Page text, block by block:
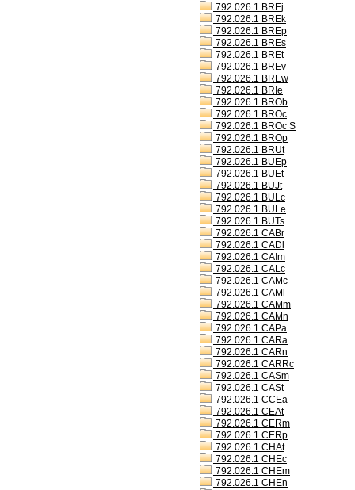
792.026.1 BREj
792.026.1 BREk
792.026.1 BREp
792.026.1 BREs
792.026.1 BREt
792.026.1 BREv
792.026.1 BREw
792.026.1 BRIe
792.026.1 BROb
792.026.1 BROc
792.026.1 BROc S
792.026.1 BROp
792.026.1 BRUt
792.026.1 BUEp
792.026.1 BUEt
792.026.1 BUJt
792.026.1 BULc
792.026.1 BULe
792.026.1 BUTs
792.026.1 CABr
792.026.1 CADl
792.026.1 CAIm
792.026.1 CALc
792.026.1 CAMc
792.026.1 CAMl
792.026.1 CAMm
792.026.1 CAMn
792.026.1 CAPa
792.026.1 CARa
792.026.1 CARn
792.026.1 CARRc
792.026.1 CASm
792.026.1 CASt
792.026.1 CCEa
792.026.1 CEAt
792.026.1 CERm
792.026.1 CERp
792.026.1 CHAt
792.026.1 CHEc
792.026.1 CHEm
792.026.1 CHEn